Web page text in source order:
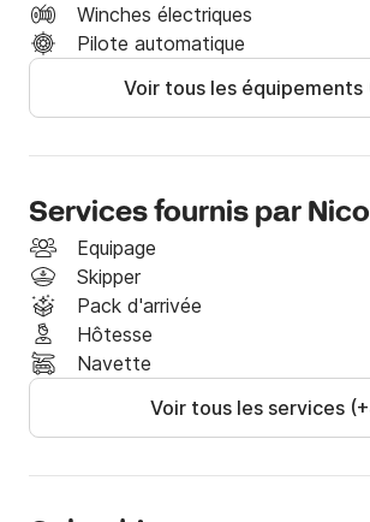
Winches électriques
Pilote automatique
Voir tous les équipements
Services fournis par
Equipage
Skipper
Pack d'arrivée
Hôtesse
Navette
Voir tous les services